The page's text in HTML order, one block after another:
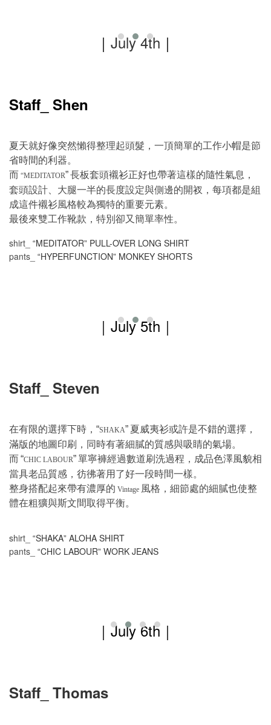
｜ July 4th ｜
Staff_ Shen
夏天就好像突然懶得整理起頭髮，一頂簡單的工作小帽是節
省時間的利器。
而 “MEDITATOR”長板套頭襯衫正好也帶著這樣的隨性氣息，
套頭設計、大腿一半的長度設定與側邊的開衩，每項都是組
成這件襯衫風格較為獨特的重要元素。
最後來雙工作靴款，特別卻又簡單率性。
shirt_ “MEDITATOR” PULL-OVER LONG SHIRT
pants_
“HYPERFUNCTION” MONKEY SHORTS
｜July 5th ｜
Staff_ Steven
在有限的選擇下時， “SHAKA” 夏威夷衫或許是不錯的選擇，
滿版的地圖印刷，同時有著細膩的質感與吸睛的氣場。
而“CHIC LABOUR”單寧褲經過數道刷洗過程，成品色澤風貌相
當具老品質感，彷彿著用了好一段時間一樣。
整身搭配起來帶有濃厚的 Vintage 風格，細節處的細膩也使整
體在粗獷與斯文間取得平衡。
shirt_ “SHAKA” ALOHA SHIRT
pants_
“CHIC LABOUR” WORK JEANS
｜ July 6th ｜
Staff_ Thomas